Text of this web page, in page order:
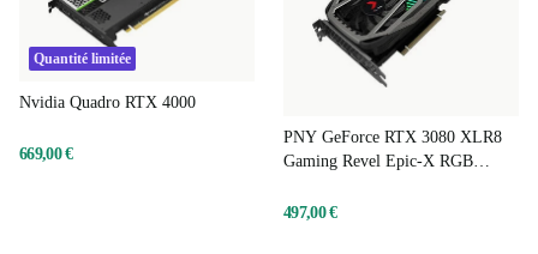
Quantité limitée
Nvidia Quadro RTX 4000
669,00 €
PNY GeForce RTX 3080 XLR8
Gaming Revel Epic-X RGB
497,00 €